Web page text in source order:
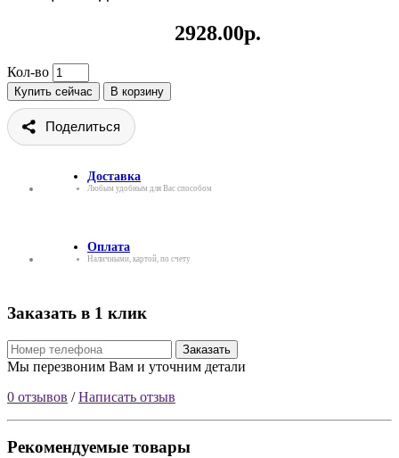
2928.00р.
Кол-во
Купить сейчас В корзину
Поделиться
Доставка
Любым удобным для Вас способом
Оплата
Наличными, картой, по счету
Заказать в 1 клик
Заказать
Мы перезвоним Вам и уточним детали
0 отзывов /Написать отзыв
Рекомендуемые товары